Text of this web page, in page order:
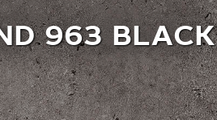
963 BLACK